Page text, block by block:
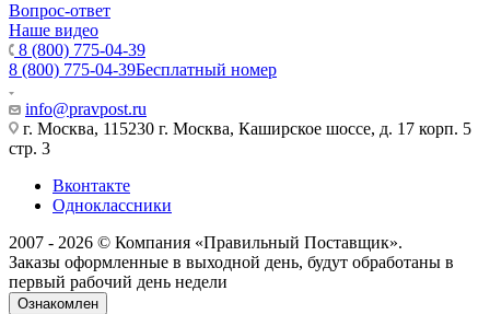
Вопрос-ответ
Наше видео
8 (800) 775-04-39
8 (800) 775-04-39Бесплатный номер
info@pravpost.ru
г. Москва, 115230 г. Москва, Каширское шоссе, д. 17 корп. 5
стр. 3
Вконтакте
Одноклассники
2007 - 2026 © Компания «Правильный Поставщик».
Заказы оформленные в выходной день, будут обработаны в
первый рабочий день недели
Ознакомлен